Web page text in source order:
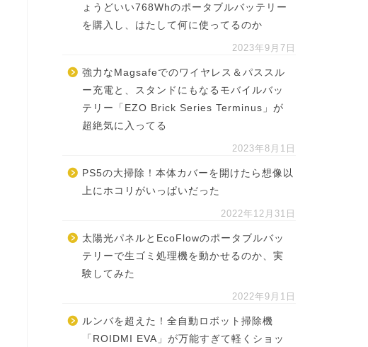
ょうどいい768Whのポータブルバッテリー
を購入し、はたして何に使ってるのか
2023年9月7日
強力なMagsafeでのワイヤレス＆パススル
ー充電と、スタンドにもなるモバイルバッ
テリー「EZO Brick Series Terminus」が
超絶気に入ってる
2023年8月1日
PS5の大掃除！本体カバーを開けたら想像以
上にホコリがいっぱいだった
2022年12月31日
太陽光パネルとEcoFlowのポータブルバッ
テリーで生ゴミ処理機を動かせるのか、実
験してみた
2022年9月1日
ルンバを超えた！全自動ロボット掃除機
「ROIDMI EVA」が万能すぎて軽くショッ